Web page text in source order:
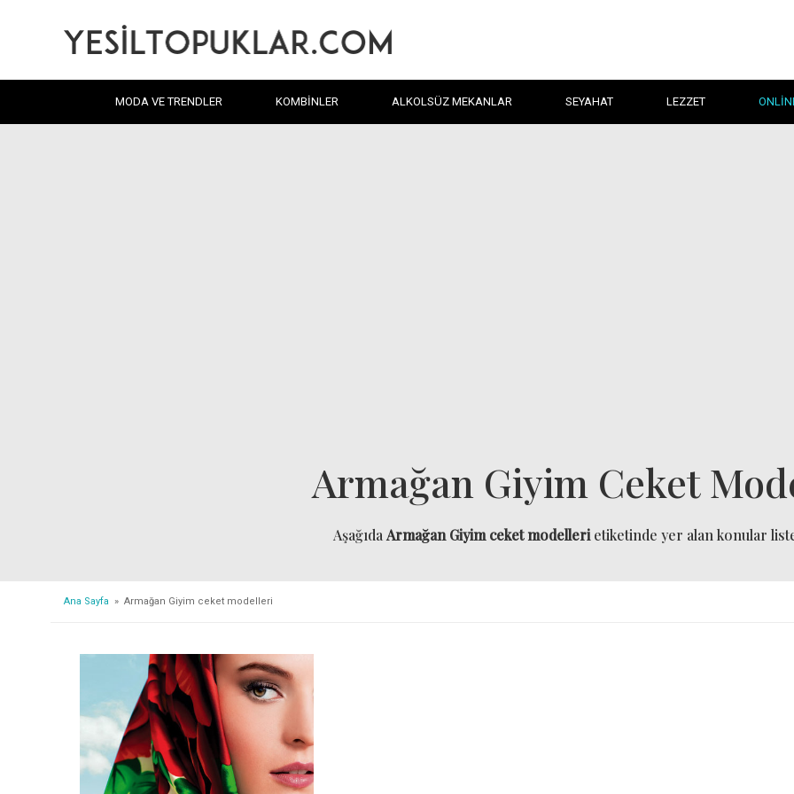
MODA VE TRENDLER KOMBINLER ALKOLSÜZ MEKANLAR SEYAHAT LEZZET
Armağan Giyim Ceket
Aşağıda Armağan Giyim ceket modelleri etiketinde yer alan konular
Ana Sayfa » Armağan Giyim ceket modelleri